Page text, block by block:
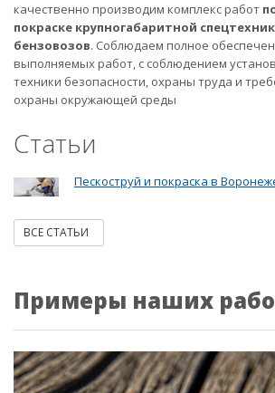
качественно производим комплекс работ
покраске крупногабаритной
бензовозов. Соблюдаем полное
выполняемых работ, с соблюдением
техники безопасности, охраны труда и
охраны окружающей среды
Статьи
Пескоструй и покраска в
ВСЕ СТАТЬИ
Примеры наших